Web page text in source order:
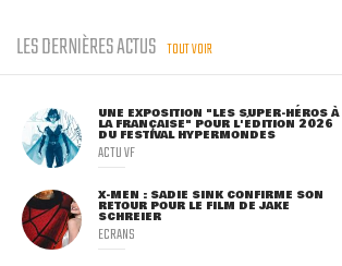
LES DERNIÈRES ACTUS TOUT VOIR
UNE EXPOSITION "LES SUPER-HÉROS À
LA FRANÇAISE" POUR L'ÉDITION 2026
DU FESTIVAL HYPERMONDES
ACTU VF
X-MEN : SADIE SINK CONFIRME SON
RETOUR POUR LE FILM DE JAKE
SCHREIER
ECRANS